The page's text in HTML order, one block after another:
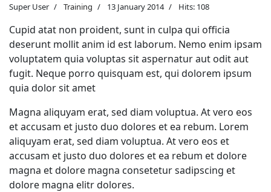
Super User Training 13 January 2014 Hits: 108
Cupid atat non proident, sunt in culpa qui officia
deserunt mollit anim id est laborum. Nemo enim ipsam
voluptatem quia voluptas sit aspernatur aut odit aut
fugit. Neque porro quisquam est, qui dolorem ipsum
quia dolor sit amet
Magna aliquyam erat, sed diam voluptua. At vero eos
et accusam et justo duo dolores et ea rebum. Lorem
aliquyam erat, sed diam voluptua. At vero eos et
accusam et justo duo dolores et ea rebum et dolore
magna et dolore magna consetetur sadipscing et
dolore magna elitr dolores.